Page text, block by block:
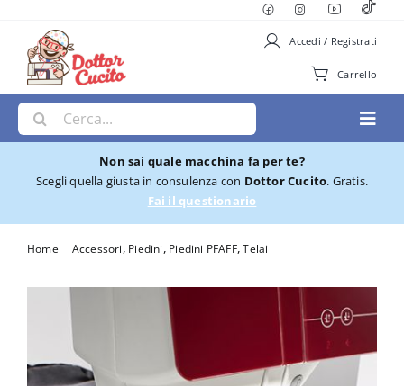
contenuto
Accedi / Registrati
Carrello
Cerca
per:
Macchine per Cucire
Ricamatrici
Cucito e Ricamo
Non sai quale macchina fa per te?
Scegli quella giusta in consulenza con Dottor Cucito. Gratis.
Fai il questionario
Home Accessori Piedini Piedini PFAFF Telai